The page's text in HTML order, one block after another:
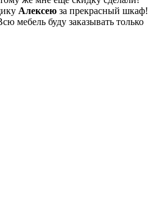
Алексею за прекрасный шкаф!
мебель буду заказывать только